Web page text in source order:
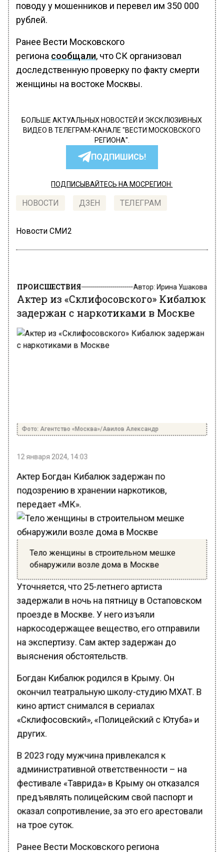
поводу у мошенников и перевел им 350 000
рублей.
Ранее Вести Московского
региона сообщали, что СК организовал
доследственную проверку по факту смерти
женщины на востоке Москвы.
БОЛЬШЕ АКТУАЛЬНЫХ НОВОСТЕЙ И ЭКСКЛЮЗИВНЫХ
ВИДЕО В ТЕЛЕГРАМ-КАНАЛЕ "ВЕСТИ МОСКОВСКОГО
РЕГИОНА".
ПОДПИШИСЬ!
ПОДПИСЫВАЙТЕСЬ НА МОСРЕГИОН:
НОВОСТИ ДЗЕН ТЕЛЕГРАМ
Новости СМИ2
ПРОИСШЕСТВИЯ Автор:Ирина Ушакова
Актер из «Склифосовского» Кибалюк
задержан с наркотиками в Москве
Фото: Агентство «Москва»/Авилов Александр
12 января 2024, 14:03
Актер Богдан Кибалюк задержан по
подозрению в хранении наркотиков,
передает «МК».
Тело женщины в строительном мешке
обнаружили возле дома в Москве
Уточняется, что 25-летнего артиста
задержали в ночь на пятницу в Остаповском
проезде в Москве. У него изъяли
наркосодержащее вещество, его отправили
на экспертизу. Сам актер задержан до
выяснения обстоятельств.
Богдан Кибалюк родился в Крыму. Он
окончил театральную школу-студию МХАТ. В
кино артист снимался в сериалах
«Склифосовский», «Полицейский с Ютуба» и
других.
В 2023 году мужчина привлекался к
административной ответственности – на
фестивале «Таврида» в Крыму он отказался
предъявлять полицейским свой паспорт и
оказал сопротивление, за это его арестовали
на трое суток.
Ранее Вести Московского региона